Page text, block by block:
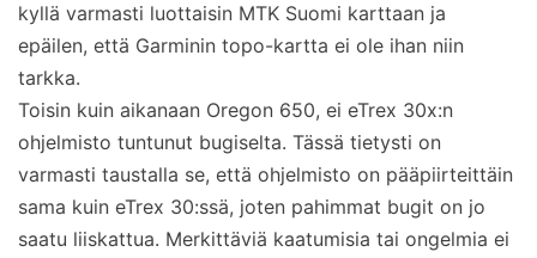
kyllä varmasti luottaisin MTK Suomi karttaan ja
epäilen, että Garminin topo-kartta ei ole ihan niin
tarkka.
Toisin kuin aikanaan Oregon 650, ei eTrex 30x:n
ohjelmisto tuntunut bugiselta. Tässä tietysti on
varmasti taustalla se, että ohjelmisto on pääpiirteittäin
sama kuin eTrex 30:ssä, joten pahimmat bugit on jo
saatu liiskattua. Merkittäviä kaatumisia tai ongelmia ei